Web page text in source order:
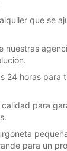
que se
nuestras
24 horas para
para
para un